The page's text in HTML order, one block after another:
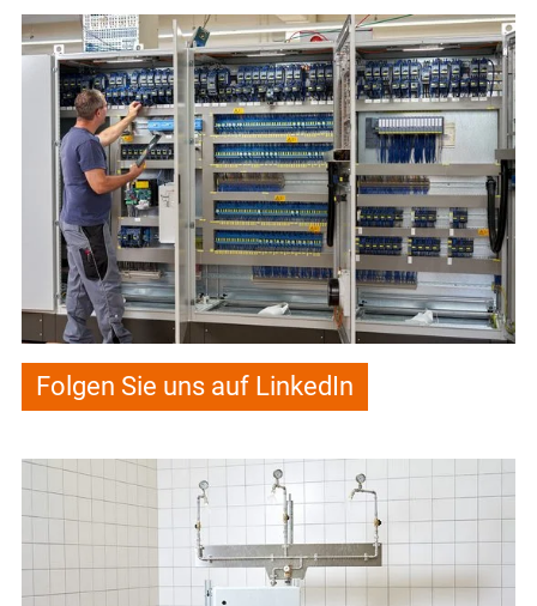
Folgen Sie uns auf LinkedIn